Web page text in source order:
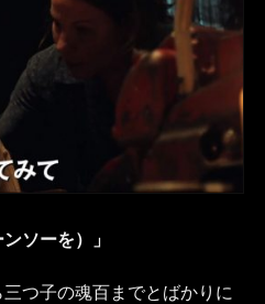
ソーを）」
つ子の魂百までとばかりに